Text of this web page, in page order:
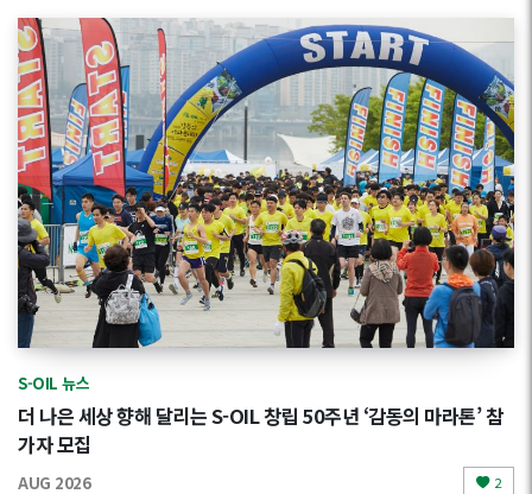
S-OIL 뉴스
더 나은 세상 향해 달리는 S-OIL 창립 50주년 ‘감동의 마라톤’ 참
가자 모집
AUG 2026 2